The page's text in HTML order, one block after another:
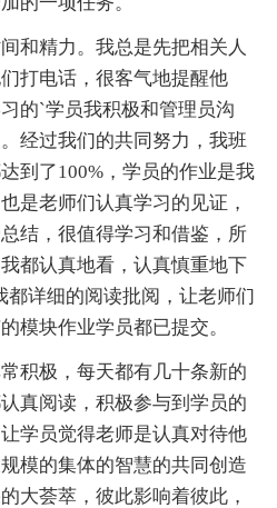
精力。我总是先把相关人
打电话，很客气地提醒他
的`学员我积极和管理员沟
经过我们的共同努力，我班
到了100%，学员的作业是我
是老师们认真学习的见证，
结，很值得学习和借鉴，所
都认真地看，认真慎重地下
都详细的阅读批阅，让老师们
模块作业学员都已提交。
极，每天都有几十条新的
真阅读，积极参与到学员的
学员觉得老师是认真对待他
模的集体的智慧的共同创造
大荟萃，彼此影响着彼此，